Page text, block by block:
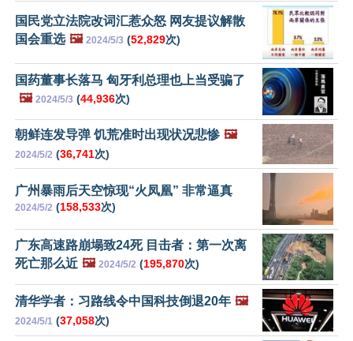
国民党立法院改词汇惹众怒 网友提议解散
国会重选 🖼️ 2024/5/3 (52,829次)
国药董事长落马 匈牙利总理也上当受骗了
🖼️ 2024/5/3 (44,936次)
朝鲜连发导弹 饥荒准时出现状况悲惨 🖼️
2024/5/2 (36,741次)
广州暴雨后天空惊现“火凤凰” 非常逼真
2024/5/2 (158,533次)
广东高速路崩塌致24死 目击者：第一次离
死亡那么近 🖼️ 2024/5/2 (195,870次)
清华学者：习路线令中国科技倒退20年 🖼️
2024/5/1 (37,058次)